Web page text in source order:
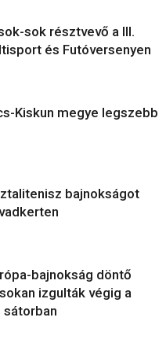
sok résztvevő a III.
és Futóversenyen
Kiskun megye legszebb
bajnokságot
bajnokság döntő
izgulták végig a